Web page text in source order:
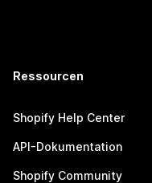
Ressourcen
Shopify Help Center
API-Dokumentation
Shopify Community